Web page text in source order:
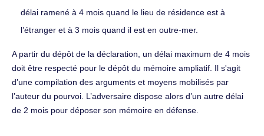
délai ramené à 4 mois quand le lieu de résidence est à
l’étranger et à 3 mois quand il est en outre-mer.
A partir du dépôt de la déclaration, un délai maximum de 4 mois
doit être respecté pour le dépôt du mémoire ampliatif. Il s'agit
d’une compilation des arguments et moyens mobilisés par
l’auteur du pourvoi. L’adversaire dispose alors d’un autre délai
de 2 mois pour déposer son mémoire en défense.